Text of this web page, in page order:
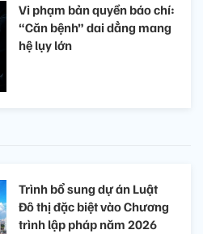
Vi phạm bản quyền báo chí:
“Căn bệnh” dai dẳng mang
hệ lụy lớn
Trình bổ sung dự án Luật
Đô thị đặc biệt vào Chương
trình lập pháp năm 2026